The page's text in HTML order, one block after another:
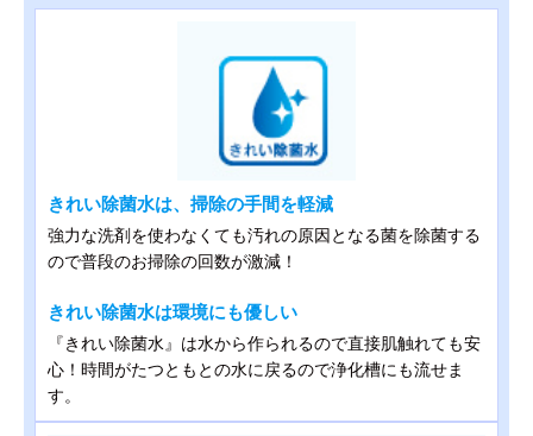
きれい除菌水は、掃除の手間を軽減
強力な洗剤を使わなくても汚れの原因となる菌を除菌する
ので普段のお掃除の回数が激減！
きれい除菌水は環境にも優しい
『きれい除菌水』は水から作られるので直接肌触れても安
心！時間がたつともとの水に戻るので浄化槽にも流せま
す。